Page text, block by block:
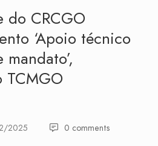
do CRCGO
‘Apoio técnico
TCMGO
2025 0 comments